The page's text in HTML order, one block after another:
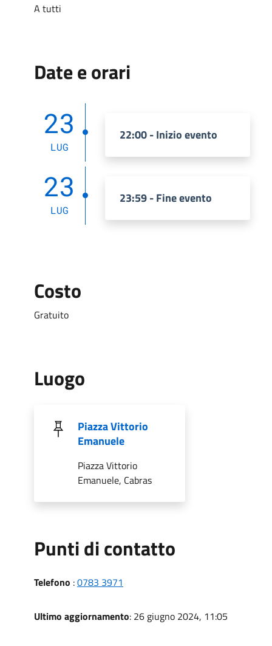
A tutti
Date e orari
23
LUG
22:00 - Inizio evento
23
LUG
23:59 - Fine evento
Costo
Gratuito
Luogo
Piazza Vittorio
Emanuele
Piazza Vittorio
Emanuele, Cabras
Punti di contatto
Telefono :0783 3971
Ultimo aggiornamento: 26 giugno 2024, 11:05